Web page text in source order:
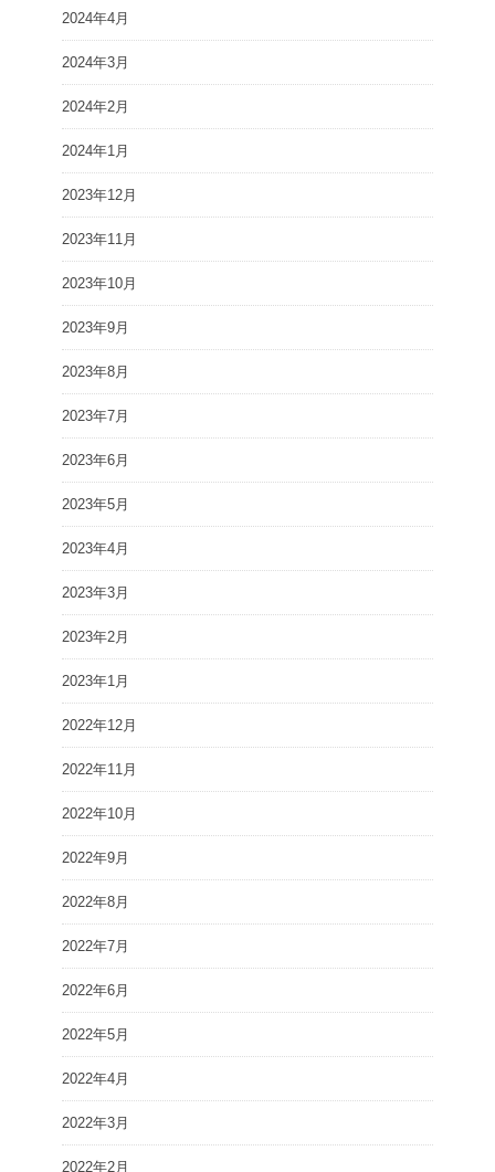
2024年4月
2024年3月
2024年2月
2024年1月
2023年12月
2023年11月
2023年10月
2023年9月
2023年8月
2023年7月
2023年6月
2023年5月
2023年4月
2023年3月
2023年2月
2023年1月
2022年12月
2022年11月
2022年10月
2022年9月
2022年8月
2022年7月
2022年6月
2022年5月
2022年4月
2022年3月
2022年2月